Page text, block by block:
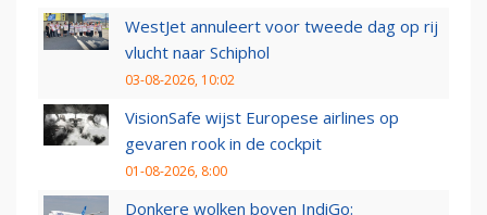
WestJet annuleert voor tweede dag op rij
vlucht naar Schiphol
03-08-2026, 10:02
VisionSafe wijst Europese airlines op
gevaren rook in de cockpit
01-08-2026, 8:00
Donkere wolken boven IndiGo: